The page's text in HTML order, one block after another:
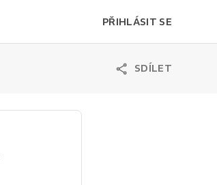
PŘIHLÁSIT SE
SDÍLET